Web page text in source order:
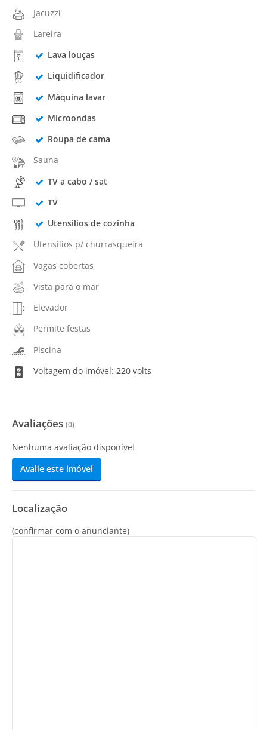
Jacuzzi
Lareira
Lava louças
Liquidificador
Máquina lavar
Microondas
Roupa de cama
Sauna
TV a cabo / sat
TV
Utensílios de cozinha
Utensílios p/ churrasqueira
Vagas cobertas
Vista para o mar
Elevador
Permite festas
Piscina
Voltagem do imóvel: 220 volts
Avaliações (0)
Nenhuma avaliação disponível
Avalie este imóvel
Localização
(confirmar com o anunciante)